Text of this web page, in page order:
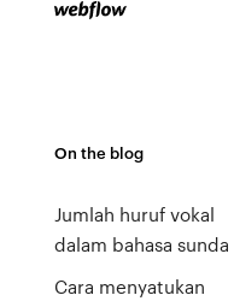
On the blog
Jumlah huruf vokal
dalam bahasa sunda
Cara menyatukan